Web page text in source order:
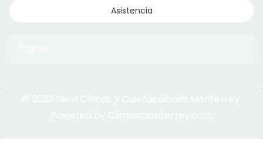
Asistencia